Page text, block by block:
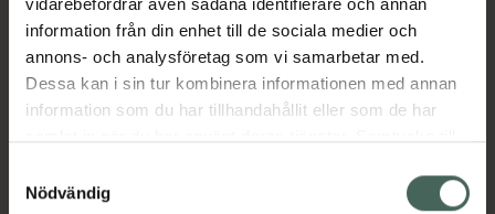
vidarebefordrar även sådana identifierare och annan
information från din enhet till de sociala medier och
annons- och analysföretag som vi samarbetar med.
Dessa kan i sin tur kombinera informationen med annan
information som du har tillhandahållit eller som de har
återkalla ditt samtycke via webbplatsens
Nödvändig
Läs alltid bipacksedeln innan
användning.
EAN:05014602806484